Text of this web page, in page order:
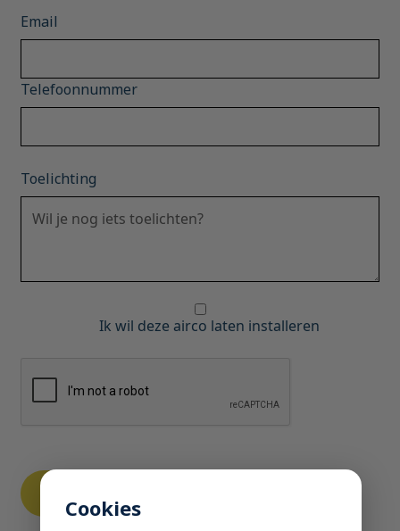
Email
Telefoonnummer
Toelichting
Ik wil deze airco laten installeren
Cookies